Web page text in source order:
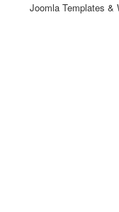
Joomla Templates &